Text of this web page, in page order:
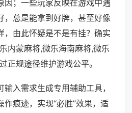
因；一些玩家反映在游戏中遇
，总是能拿到好牌，甚至好像
，由此怀疑是不是有挂？确实
内蒙麻将,微乐海南麻将,微乐
正规途径维护游戏公平。
入需求生成专用辅助工具，
痕迹，实现“必胜”效果，适